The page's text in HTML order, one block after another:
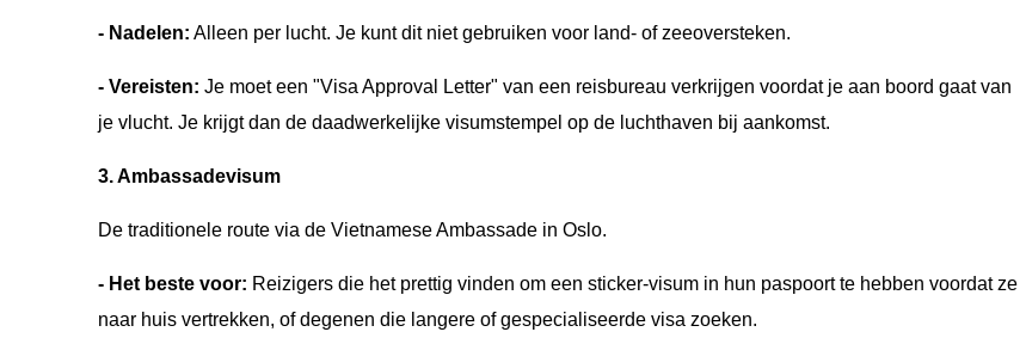
- Nadelen: Alleen per lucht. Je kunt dit niet gebruiken voor land- of zeeoversteken.
- Vereisten: Je moet een "Visa Approval Letter" van een reisbureau verkrijgen voordat je aan boord gaat van
je vlucht. Je krijgt dan de daadwerkelijke visumstempel op de luchthaven bij aankomst.
3. Ambassadevisum
De traditionele route via de Vietnamese Ambassade in Oslo.
- Het beste voor: Reizigers die het prettig vinden om een sticker-visum in hun paspoort te hebben voordat ze
naar huis vertrekken, of degenen die langere of gespecialiseerde visa zoeken.